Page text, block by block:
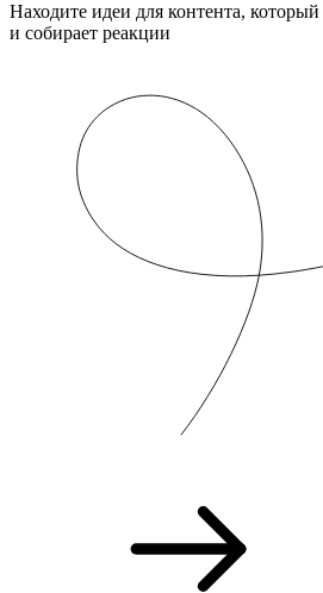
Находите идеи для контента,
и собирает реакции